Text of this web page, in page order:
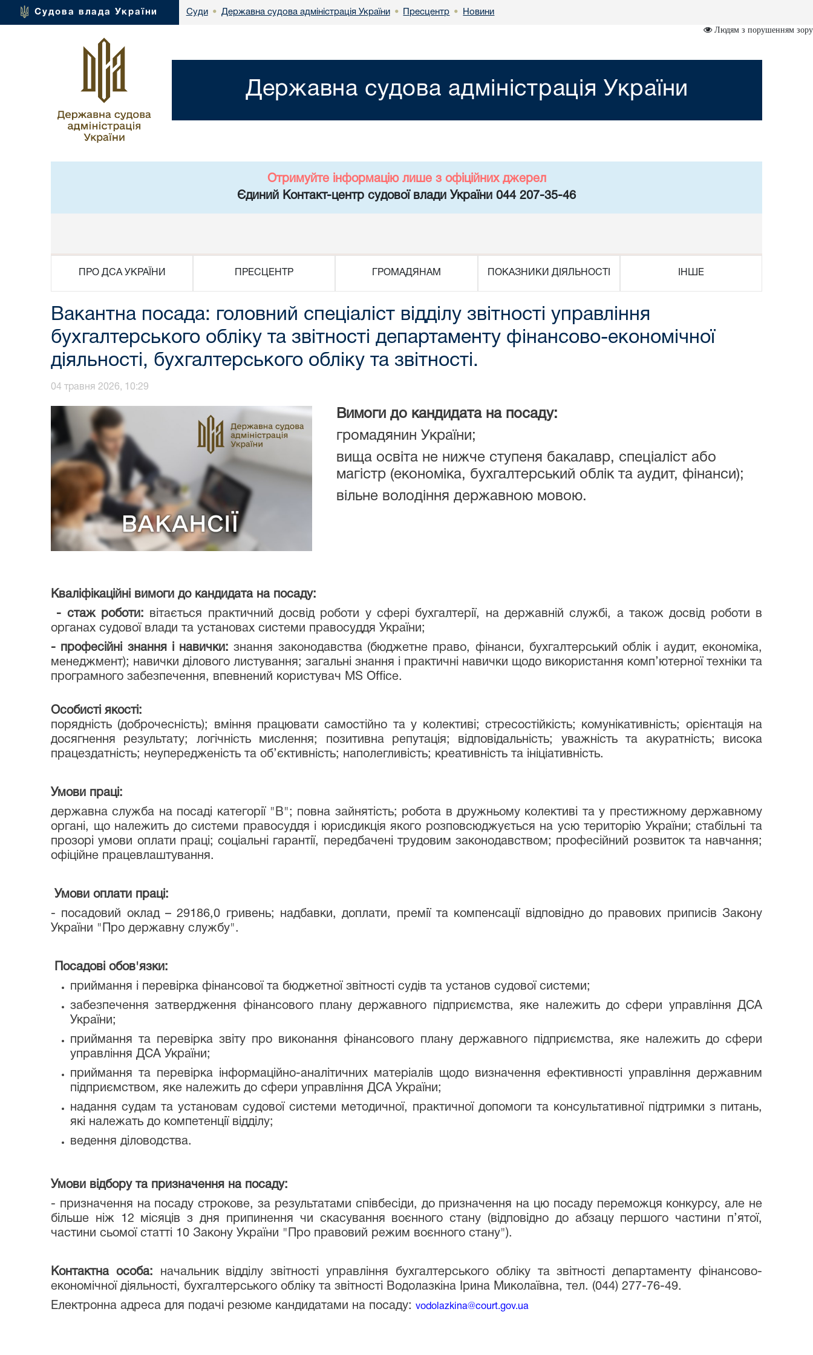
Судова влада України Суди • Державна судова адміністрація України • Пресцентр • Новини
Людям з порушенням зору
Державна судова адміністрація України
Отримуйте інформацію лише з офіційних джерел
Єдиний Контакт-центр судової влади України 044 207-35-46
ПРО ДСА УКРАЇНИ ПРЕСЦЕНТР ГРОМАДЯНАМ ПОКАЗНИКИ ДІЯЛЬНОСТІ ІНШЕ
Вакантна посада: головний спеціаліст відділу звітності управління
бухгалтерського обліку та звітності департаменту фінансово-економічної
діяльності, бухгалтерського обліку та звітності.
04 травня 2026, 10:29
Вимоги до кандидата на посаду:
громадянин України;
вища освіта не нижче ступеня бакалавр, спеціаліст або
магістр (економіка, бухгалтерський облік та аудит, фінанси);
вільне володіння державною мовою.
Кваліфікаційні вимоги до кандидата на посаду:
- стаж роботи: вітається практичний досвід роботи у сфері бухгалтерії, на державній службі, а також досвід роботи в
органах судової влади та установах системи правосуддя України;
- професійні знання і навички:знання законодавства (бюджетне право, фінанси, бухгалтерський облік і аудит, економіка,
менеджмент); навички ділового листування; загальні знання і практичні навички щодо використання комп’ютерної техніки та
програмного забезпечення, впевнений користувач MS Office.
Особисті якості:
порядність (доброчесність); вміння працювати самостійно та у колективі; стресостійкість; комунікативність; орієнтація на
досягнення результату; логічність мислення; позитивна репутація; відповідальність; уважність та акуратність; висока
працездатність; неупередженість та об’єктивність; наполегливість; креативність та ініціативність.
Умови праці:
державна служба на посаді категорії "В"; повна зайнятість; робота в дружньому колективі та у престижному державному
органі, що належить до системи правосуддя і юрисдикція якого розповсюджується на усю територію України; стабільні та
прозорі умови оплати праці; соціальні гарантії, передбачені трудовим законодавством; професійний розвиток та навчання;
офіційне працевлаштування.
Умови оплати праці:
- посадовий оклад – 29186,0 гривень; надбавки, доплати, премії та компенсації відповідно до правових приписів Закону
України "Про державну службу".
Посадові обов'язки:
приймання і перевірка фінансової та бюджетної звітності судів та установ судової системи;
забезпечення затвердження фінансового плану державного підприємства, яке належить до сфери управління ДСА
України;
приймання та перевірка звіту про виконання фінансового плану державного підприємства, яке належить до сфери
управління ДСА України;
приймання та перевірка інформаційно-аналітичних матеріалів щодо визначення ефективності управління державним
підприємством, яке належить до сфери управління ДСА України;
надання судам та установам судової системи методичної, практичної допомоги та консультативної підтримки з питань,
які належать до компетенції відділу;
ведення діловодства.
Умови відбору та призначення на посаду:
- призначення на посаду строкове, за результатами співбесіди, до призначення на цю посаду переможця конкурсу, але не
більше ніж 12 місяців з дня припинення чи скасування воєнного стану (відповідно до абзацу першого частини п’ятої,
частини сьомої статті 10 Закону України "Про правовий режим воєнного стану").
Контактна особа: начальник відділу звітності управління бухгалтерського обліку та звітності департаменту фінансово-
економічної діяльності, бухгалтерського обліку та звітності Водолазкіна Ірина Миколаївна, тел. (044) 277-76-49.
Електронна адреса для подачі резюме кандидатами на посаду: vodolazkina@court.gov.ua